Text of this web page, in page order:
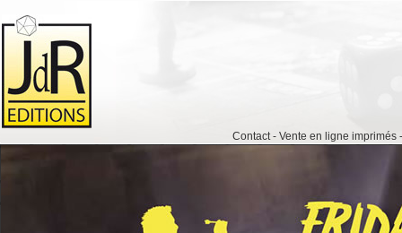
Contact- Vente en ligne imprimés